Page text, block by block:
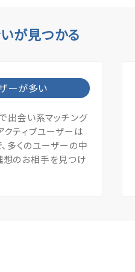
が見つかる
ーが多い
出会い系マッチング
クティブユーザーは
多くのユーザーの中
のお相手を見つけ